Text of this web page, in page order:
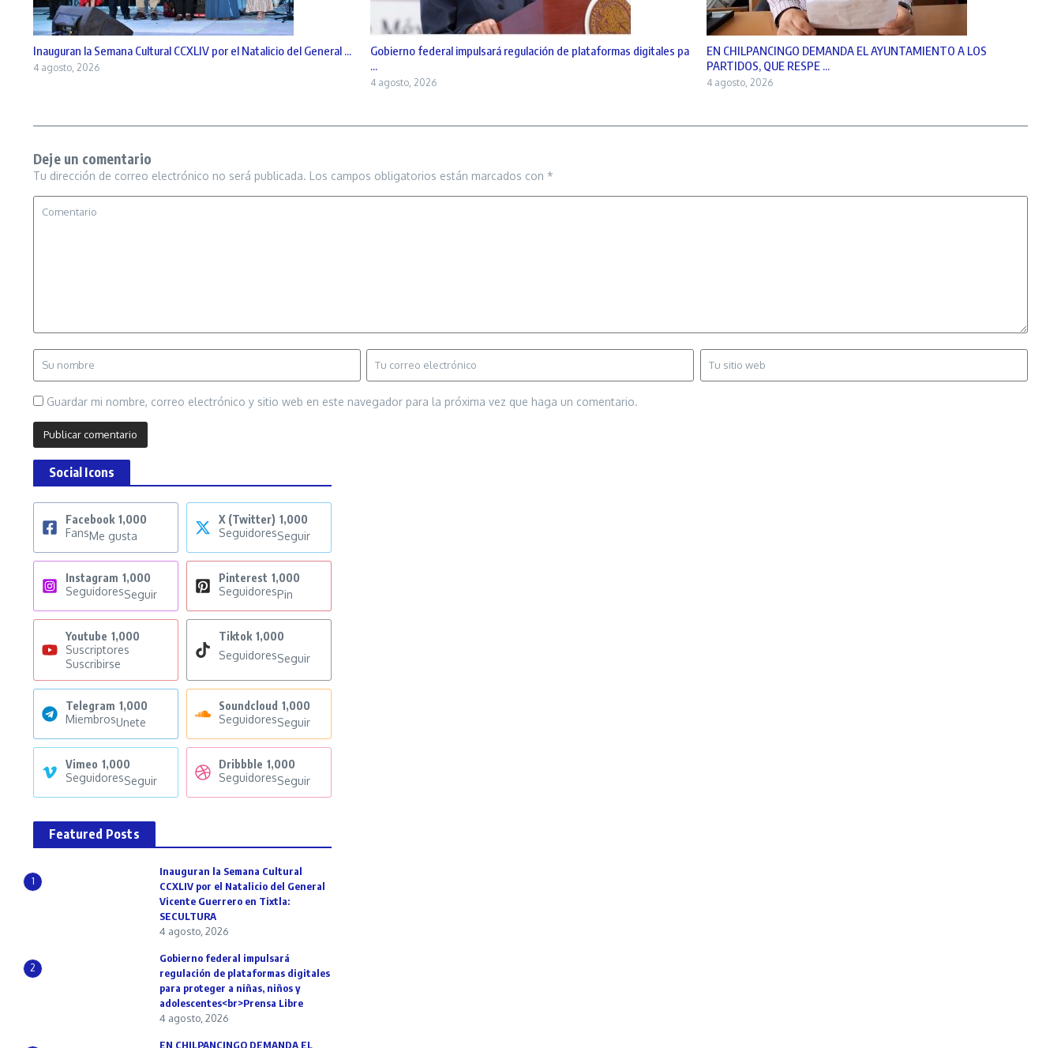
Inauguran la Semana Cultural CCXLIV por el Natalicio del General ...
4 agosto, 2026
Gobierno federal impulsará regulación de plataformas digitales pa
...
4 agosto, 2026
EN CHILPANCINGO DEMANDA EL AYUNTAMIENTO A LOS
PARTIDOS, QUE RESPE ...
4 agosto, 2026
Deje un comentario
Tu dirección de correo electrónico no será publicada. Los campos obligatorios están marcados con *
Guardar mi nombre, correo electrónico y sitio web en este navegador para la próxima vez que haga un comentario.
Social Icons
Facebook 1,000
FansMe gusta
X (Twitter) 1,000
SeguidoresSeguir
Instagram 1,000
SeguidoresSeguir
Pinterest 1,000
SeguidoresPin
Youtube 1,000
Suscriptores
Suscribirse
Tiktok 1,000
SeguidoresSeguir
Telegram 1,000
MiembrosUnete
Soundcloud 1,000
SeguidoresSeguir
Vimeo 1,000
SeguidoresSeguir
Dribbble 1,000
SeguidoresSeguir
Featured Posts
1
Inauguran la Semana Cultural
CCXLIV por el Natalicio del General
Vicente Guerrero en Tixtla:
SECULTURA
4 agosto, 2026
2
Gobierno federal impulsará
regulación de plataformas digitales
para proteger a niñas, niños y
adolescentes<br>Prensa Libre
4 agosto, 2026
EN CHILPANCINGO DEMANDA EL